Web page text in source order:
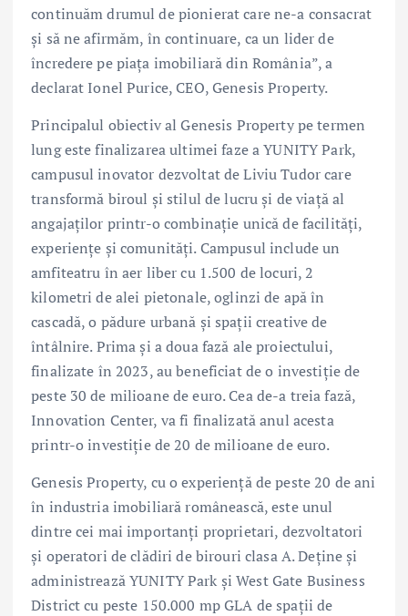
continuăm drumul de pionierat care ne-a consacrat
și să ne afirmăm, în continuare, ca un lider de
încredere pe piața imobiliară din România”, a
declarat Ionel Purice, CEO, Genesis Property.
Principalul obiectiv al Genesis Property pe termen
lung este finalizarea ultimei faze a YUNITY Park,
campusul inovator dezvoltat de Liviu Tudor care
transformă biroul și stilul de lucru și de viață al
angajaților printr-o combinație unică de facilități,
experiențe și comunități. Campusul include un
amfiteatru în aer liber cu 1.500 de locuri, 2
kilometri de alei pietonale, oglinzi de apă în
cascadă, o pădure urbană și spații creative de
întâlnire. Prima și a doua fază ale proiectului,
finalizate în 2023, au beneficiat de o investiție de
peste 30 de milioane de euro. Cea de-a treia fază,
Innovation Center, va fi finalizată anul acesta
printr-o investiție de 20 de milioane de euro.
Genesis Property, cu o experiență de peste 20 de ani
în industria imobiliară românească, este unul
dintre cei mai importanți proprietari, dezvoltatori
și operatori de clădiri de birouri clasa A. Deține și
administrează YUNITY Park și West Gate Business
District cu peste 150.000 mp GLA de spații de